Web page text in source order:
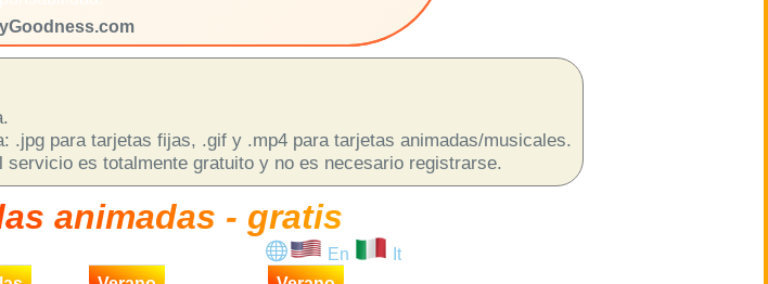
.jpg para tarjetas fijas, .gif y .mp4 para tarjetas animadas/musicales.
es totalmente gratuito y no es necesario registrarse.
animadas - gratis
En
It